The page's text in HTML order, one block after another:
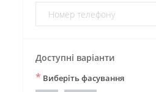
Доступні варіанти
* Виберіть фасування